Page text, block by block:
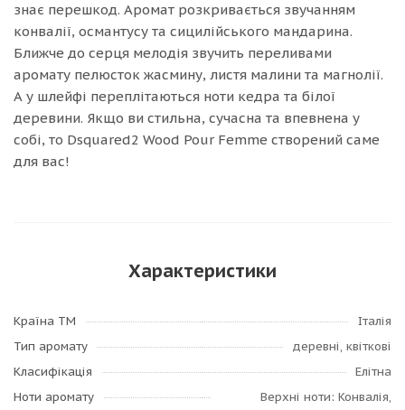
знає перешкод. Аромат розкривається звучанням
конвалії, османтусу та сицилійського мандарина.
Ближче до серця мелодія звучить переливами
аромату пелюсток жасмину, листя малини та магнолії.
А у шлейфі переплітаються ноти кедра та білої
деревини. Якщо ви стильна, сучасна та впевнена у
собі, то Dsquared2 Wood Pour Femme створений саме
для вас!
Характеристики
Країна ТМ
Італія
Тип аромату
деревні, квіткові
Класифікація
Елітна
Ноти аромату
Верхні ноти: Конвалія,